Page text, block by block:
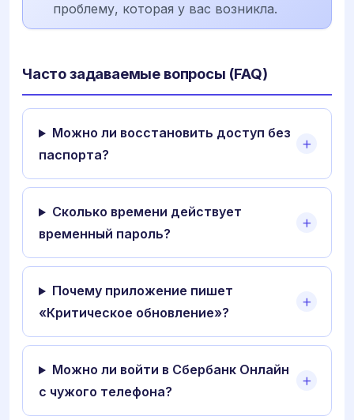
проблему, которая у вас возникла.
Часто задаваемые вопросы (FAQ)
Можно ли восстановить доступ без
паспорта?
Сколько времени действует
временный пароль?
Почему приложение пишет
«Критическое обновление»?
Можно ли войти в Сбербанк Онлайн
с чужого телефона?